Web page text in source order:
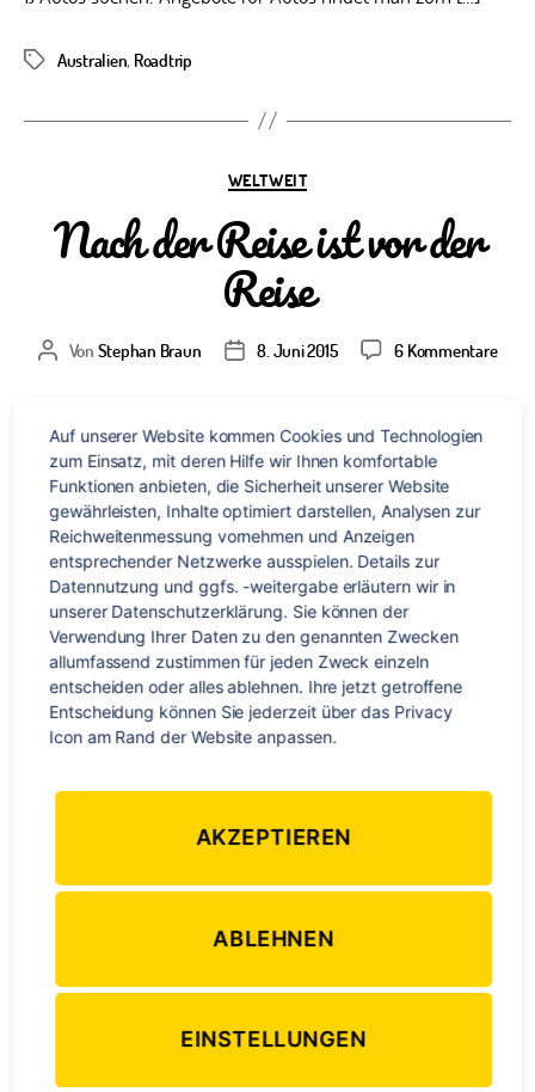
Schlagwörter
Australien, Roadtrip
Kategorien
WELTWEIT
Nach der Reise ist vor der
Reise
Beitragsautor
Von Stephan Braun Veröffentlichungsdatum
8. Juni 2015 6 Kommentarezu
Nun bin ich schon wieder einige Wochen in Deutschland und
habe mich bereits wieder komplett eingelebt: die Wohnung
ist wieder bezogen, im Job starte ich bereits neu durch und
meine Familie und Freunde habe ich auch zum großen Teil
wiedergesehen. Zeit, einmal kurz durchzuatmen und die
Erlebnisse meiner kleinen Weltreise noch einmal Revue
passieren zu […]
Schlagwörter
Australien,Freiwilligenarbeit,Menschen,Natur, Neuseeland,
Südafrika,Vietnam,Weltreise,Work & Travel
Kategorien
ASIEN OZEANIEN
Abschied in Methven, Stopp
in Singapur und Ankunft in
Da Nang
BeitragsautorStephan Braun Veröffentlichungsdatum
3. April 2015
Keine Kommentarezu
Auf unserer Website kommen Cookies und Technologien
zum Einsatz, mit deren Hilfe wir Ihnen komfortable
Funktionen anbieten, die Sicherheit unserer Website
gewährleisten, Inhalte optimiert darstellen, Analysen zur
Reichweitenmessung vornehmen und Anzeigen
entsprechender Netzwerke ausspielen. Details zur
Datennutzung und ggfs. -weitergabe erläutern wir in
unserer Datenschutzerklärung. Sie können der
Verwendung Ihrer Daten zu den genannten Zwecken
allumfassend zustimmen für jeden Zweck einzeln
entscheiden oder alles ablehnen. Ihre jetzt getroffene
Entscheidung können Sie jederzeit über das Privacy
Icon am Rand der Website anpassen.
AKZEPTIEREN
ABLEHNEN
EINSTELLUNGEN